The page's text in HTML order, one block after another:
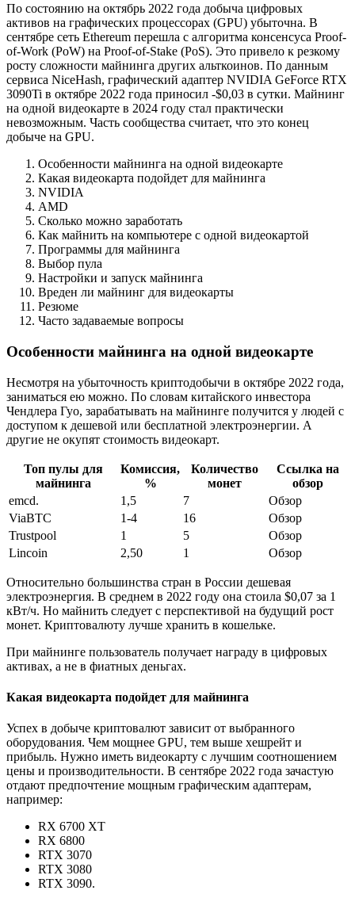
По состоянию на октябрь 2022 года добыча цифровых
активов на графических процессорах (GPU) убыточна. В
сентябре сеть Ethereum перешла с алгоритма консенсуса Proof-
of-Work (PoW) на Proof-of-Stake (PoS). Это привело к резкому
росту сложности майнинга других альткоинов. По данным
сервиса NiceHash, графический адаптер NVIDIA GeForce RTX
3090Ti в октябре 2022 года приносил -$0,03 в сутки. Майнинг
на одной видеокарте в 2024 году стал практически
невозможным. Часть сообщества считает, что это конец
добыче на GPU.
Особенности майнинга на одной видеокарте
Какая видеокарта подойдет для майнинга
NVIDIA
AMD
Сколько можно заработать
Как майнить на компьютере с одной видеокартой
Программы для майнинга
Выбор пула
Настройки и запуск майнинга
Вреден ли майнинг для видеокарты
Резюме
Часто задаваемые вопросы
Особенности майнинга на одной видеокарте
Несмотря на убыточность криптодобычи в октябре 2022 года,
заниматься ею можно. По словам китайского инвестора
Чендлера Гуо, зарабатывать на майнинге получится у людей с
доступом к дешевой или бесплатной электроэнергии. А
другие не окупят стоимость видеокарт.
Топ пулы для
майнинга
Комиссия,
%
Количество
монет
Ссылка на
обзор
emcd.
1,5 7
Обзор
ViaBTC
1-4 16
Обзор
Trustpool
1 5
Обзор
Lincoin
2,50 1 Обзор
Относительно большинства стран в России дешевая
электроэнергия. В среднем в 2022 году она стоила $0,07 за 1
кВт/ч. Но майнить следует с перспективой на будущий рост
монет. Криптовалюту лучше хранить в кошельке.
При майнинге пользователь получает награду в цифровых
активах, а не в фиатных деньгах.
Какая видеокарта подойдет для майнинга
Успех в добыче криптовалют зависит от выбранного
оборудования. Чем мощнее GPU, тем выше хешрейт и
прибыль. Нужно иметь видеокарту с лучшим соотношением
цены и производительности. В сентябре 2022 года зачастую
отдают предпочтение мощным графическим адаптерам,
например:
RX 6700 XT
RX 6800
RTX 3070
RTX 3080
RTX 3090.